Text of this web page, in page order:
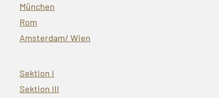
München
Rom
Amsterdam/ Wien
Sektion I
Sektion III